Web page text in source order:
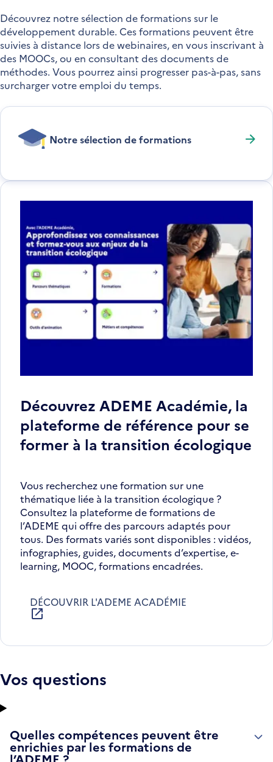
Découvrez notre sélection de formations sur le
développement durable. Ces formations peuvent être
suivies à distance lors de webinaires, en vous inscrivant à
des MOOCs, ou en consultant des documents de
méthodes. Vous pourrez ainsi progresser pas-à-pas, sans
surcharger votre emploi du temps.
Notre sélection de formations
Découvrez ADEME Académie, la
plateforme de référence pour se
former à la transition écologique
Vous recherchez une formation sur une
thématique liée à la transition écologique ?
Consultez la plateforme de formations de
l’ADEME qui offre des parcours adaptés pour
tous. Des formats variés sont disponibles : vidéos,
infographies, guides, documents d’expertise, e-
learning, MOOC, formations encadrées.
DÉCOUVRIR L'ADEME ACADÉMIE
UNE
Vos questions
Quelles compétences peuvent être
enrichies par les formations de
l’ADEME ?